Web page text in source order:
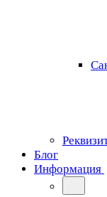
Блог
Информация